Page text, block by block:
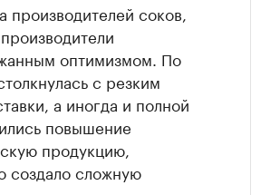
соков,
оптимизмом. По
с резким
а иногда и полной
повышение
продукцию,
создало сложную